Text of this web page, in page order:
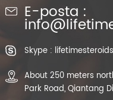
E-posta :
Skype : lifetimesteroids
About 250 meters
Park Road, Qiantang